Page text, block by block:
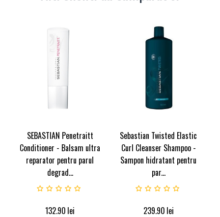
SEBASTIAN Penetraitt
Conditioner - Balsam ultra
reparator pentru parul
degrad...
132.90 lei
Sebastian Twisted Elastic
Curl Cleanser Shampoo -
Sampon hidratant pentru
par...
239.90 lei